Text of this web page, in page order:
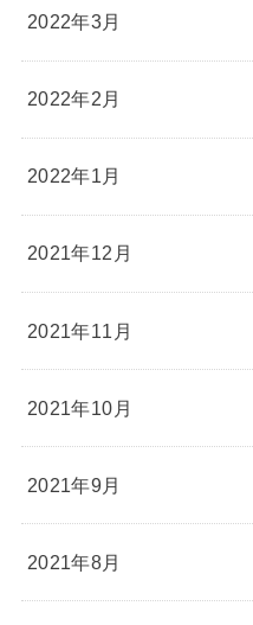
2022年3月
2022年2月
2022年1月
2021年12月
2021年11月
2021年10月
2021年9月
2021年8月